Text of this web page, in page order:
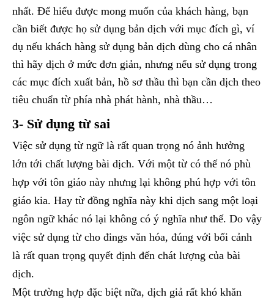
nhất. Để hiểu được mong muốn của khách hàng, bạn
cần biết được họ sử dụng bản dịch với mục đích gì, ví
dụ nếu khách hàng sử dụng bản dịch dùng cho cá nhân
thì hãy dịch ở mức đơn giản, nhưng nếu sử dụng trong
các mục đích xuất bản, hồ sơ thầu thì bạn cần dịch theo
tiêu chuẩn từ phía nhà phát hành, nhà thầu…
3- Sử dụng từ sai
Việc sử dụng từ ngữ là rất quan trọng nó ảnh hưởng
lớn tới chất lượng bài dịch. Với một từ có thế nó phù
hợp với tôn giáo này nhưng lại không phú hợp với tôn
giáo kia. Hay từ đồng nghĩa này khi dịch sang một loại
ngôn ngữ khác nó lại không có ý nghĩa như thế. Do vậy
việc sử dụng từ cho đings văn hóa, đúng với bối cảnh
là rất quan trọng quyết định đến chát lượng của bài
dịch.
Một trường hợp đặc biệt nữa, dịch giả rất khó khăn